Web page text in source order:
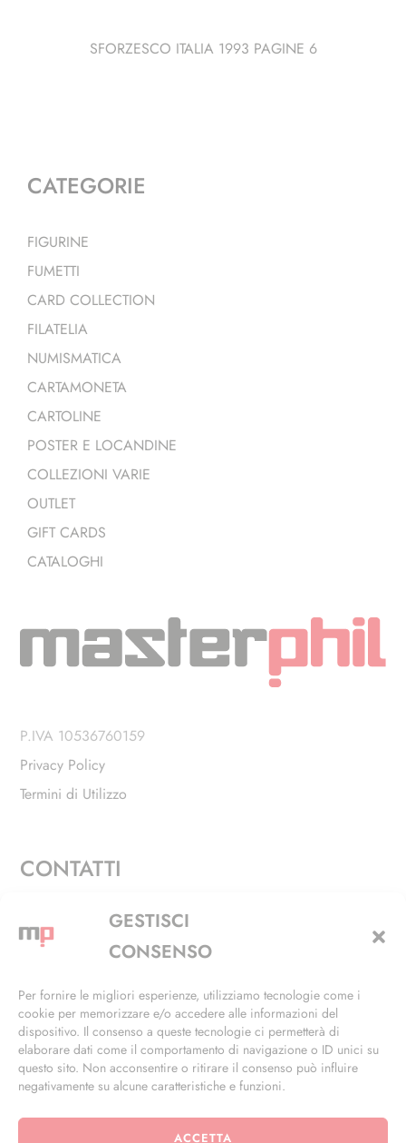
GESTISCI
CONSENSO
Per fornire le migliori esperienze, utilizziamo tecnologie come i
cookie per memorizzare e/o accedere alle informazioni del
dispositivo. Il consenso a queste tecnologie ci permetterà di
elaborare dati come il comportamento di navigazione o ID unici su
questo sito. Non acconsentire o ritirare il consenso può influire
negativamente su alcune caratteristiche e funzioni.
ACCETTA
SFORZESCO ITALIA 1993 PAGINE 6
CATEGORIE
FIGURINE
FUMETTI
CARD COLLECTION
FILATELIA
NUMISMATICA
CARTAMONETA
CARTOLINE
POSTER E LOCANDINE
COLLEZIONI VARIE
OUTLET
GIFT CARDS
CATALOGHI
P.IVA 10536760159
Privacy Policy
Termini di Utilizzo
CONTATTI
Via Alfieri, 27 - Trezzano Sul Naviglio (MI)
+39 02 4846 3155
info@masterphil.it